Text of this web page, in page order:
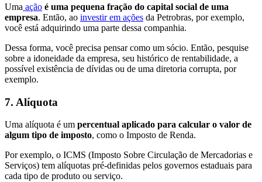
Uma ação é uma pequena fração do capital social de uma
empresa. Então, ao investir em ações da Petrobras, por exemplo,
você está adquirindo uma parte dessa companhia.
Dessa forma, você precisa pensar como um sócio. Então, pesquise
sobre a idoneidade da empresa, seu histórico de rentabilidade, a
possível existência de dívidas ou de uma diretoria corrupta, por
exemplo.
7. Alíquota
Uma alíquota é um percentual aplicado para calcular o valor de
algum tipo de imposto, como o Imposto de Renda.
Por exemplo, o ICMS (Imposto Sobre Circulação de Mercadorias e
Serviços) tem alíquotas pré-definidas pelos governos estaduais para
cada tipo de produto ou serviço.